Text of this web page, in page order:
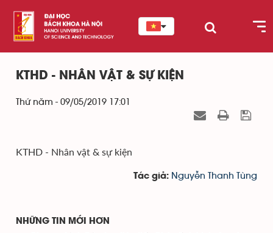
KTHD - NHÂN VẬT & SỰ KIỆN
Thứ năm - 09/05/2019 17:01
KTHD - Nhân vật & sự kiện
Tác giả: Nguyễn Thanh Tùng
NHỮNG TIN MỚI HƠN